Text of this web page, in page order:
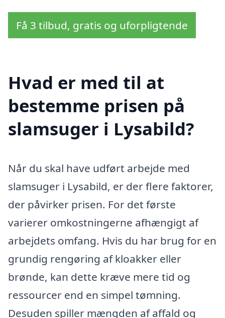
Få 3 tilbud, gratis og uforpligtende
Hvad er med til at
bestemme prisen på
slamsuger i Lysabild?
Når du skal have udført arbejde med
slamsuger i Lysabild, er der flere faktorer,
der påvirker prisen. For det første
varierer omkostningerne afhængigt af
arbejdets omfang. Hvis du har brug for en
grundig rengøring af kloakker eller
brønde, kan dette kræve mere tid og
ressourcer end en simpel tømning.
Desuden spiller mængden af affald og